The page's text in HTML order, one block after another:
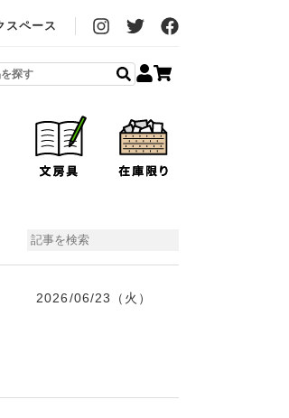
スペース
2026/06/23（火）